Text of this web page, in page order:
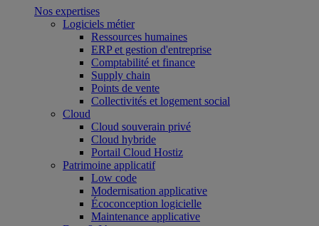
Nos expertises
Logiciels métier
Ressources humaines
ERP et gestion d'entreprise
Comptabilité et finance
Supply chain
Points de vente
Collectivités et logement social
Cloud
Cloud souverain privé
Cloud hybride
Portail Cloud Hostiz
Patrimoine applicatif
Low code
Modernisation applicative
Écoconception logicielle
Maintenance applicative